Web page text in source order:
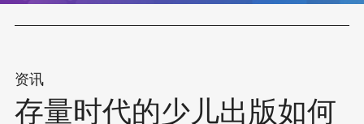
资讯
存量时代的少儿出版如何